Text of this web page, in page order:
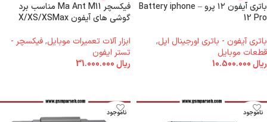
باتری آیفون ۱۲ پرو – Battery iphone
12 Pro
باتری آیفون - باتری اورجینال اپل,
قطعات موبایل
ریال
فیکسچر Ma Ant M11 مناسب برد
گوشی های آیفون X/XS/XSMax
ابزار آلات تعمیرات موبایل,فیکسچر -
تستر ایفون
ریال
ناموجود ناموجود